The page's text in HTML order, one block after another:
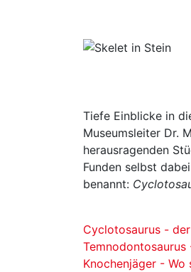
Tiefe Einblicke in
Museumsleiter Dr.
herausragenden
Funden selbst
benannt:
Cyclotosaurus -
Temnodontosaurus
Knochenjäger - Wo